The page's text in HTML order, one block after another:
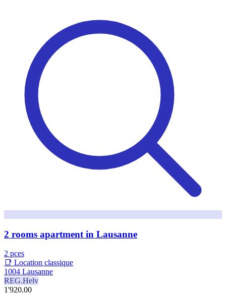
2 rooms apartment in Lausanne
2 pces
📑 Location classique
1004 Lausanne
REG.Helv
1'920.00